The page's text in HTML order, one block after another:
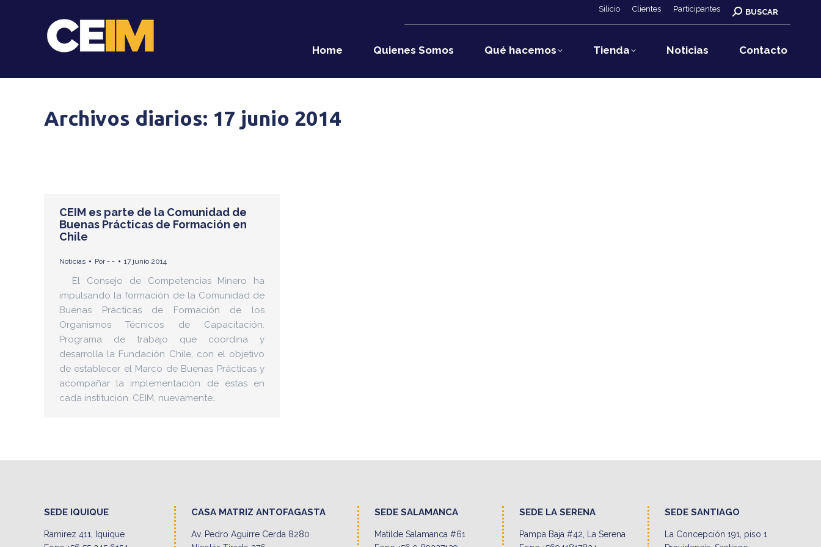
Silicio Clientes Participantes Buscar:
BUSCAR
Home Quienes Somos Qué hacemos Tienda Noticias Contacto
Archivos diarios: 17 junio 2014
CEIM es parte de la Comunidad de
Buenas Prácticas de Formación en
Chile
Noticias Por- - 17 junio 2014
El Consejo de Competencias Minero ha
impulsando la formación de la Comunidad de
Buenas Prácticas de Formación de los
Organismos Técnicos de Capacitación.
Programa de trabajo que coordina y
desarrolla la Fundación Chile, con el objetivo
de establecer el Marco de Buenas Prácticas y
acompañar la implementación de estas en
cada institución. CEIM, nuevamente…
SEDE IQUIQUE
Ramirez 411, Iquique
CASA MATRIZ ANTOFAGASTA
Av. Pedro Aguirre Cerda 8280
SEDE SALAMANCA
Matilde Salamanca #61
SEDE LA SERENA
Pampa Baja #42, La Serena
SEDE SANTIAGO
La Concepción 191, piso 1